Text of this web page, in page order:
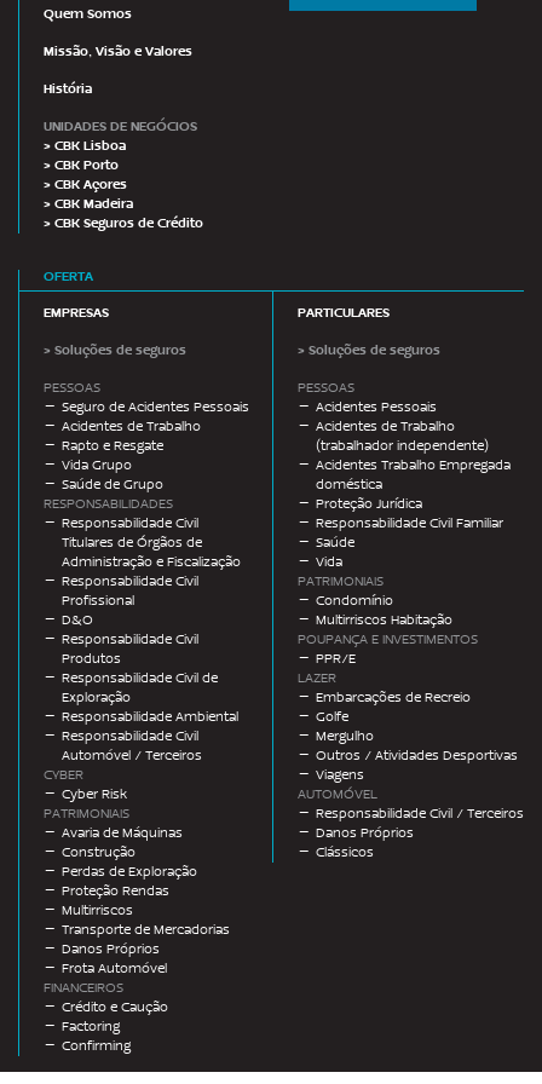
Quem Somos
Missão, Visão e Valores
História
UNIDADES DE NEGÓCIOS
> CBK Lisboa
> CBK Porto
> CBK Açores
> CBK Madeira
> CBK Seguros de Crédito
OFERTA
EMPRESAS
> Soluções de seguros
PESSOAS
Seguro de Acidentes Pessoais
Acidentes de Trabalho
Rapto e Resgate
Vida Grupo
Saúde de Grupo
RESPONSABILIDADES
Responsabilidade Civil
Titulares de Órgãos de
Administração e Fiscalização
Responsabilidade Civil
Profissional
D&O
Responsabilidade Civil
Produtos
Responsabilidade Civil de
Exploração
Responsabilidade Ambiental
Responsabilidade Civil
Automóvel / Terceiros
CYBER
Cyber Risk
PATRIMONIAIS
Avaria de Máquinas
Construção
Perdas de Exploração
Proteção Rendas
Multirriscos
Transporte de Mercadorias
Danos Próprios
Frota Automóvel
FINANCEIROS
Crédito e Caução
Factoring
Confirming
PARTICULARES
> Soluções de seguros
PESSOAS
Acidentes Pessoais
Acidentes de Trabalho
(trabalhador independente)
Acidentes Trabalho Empregada
doméstica
Proteção Jurídica
Responsabilidade Civil Familiar
Saúde
Vida
PATRIMONIAIS
Condomínio
Multirriscos Habitação
POUPANÇA E INVESTIMENTOS
PPR/E
LAZER
Embarcações de Recreio
Golfe
Mergulho
Outros / Atividades Desportivas
Viagens
AUTOMÓVEL
Responsabilidade Civil / Terceiros
Danos Próprios
Clássicos